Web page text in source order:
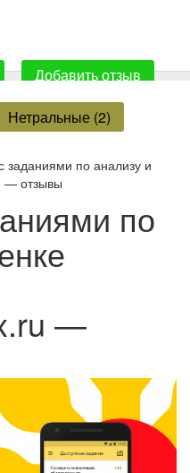
Добавить отзыв
Нетральные (2)
заданиями по анализу и
— отзывы
по
—